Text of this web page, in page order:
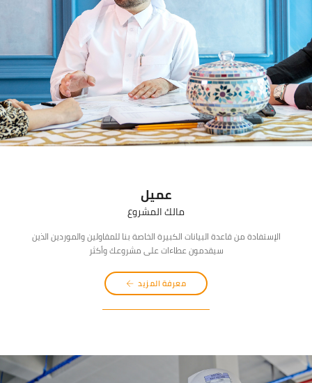
عميل
مالك المشروع
الإستفادة من قاعدة البيانات الكبيرة الخاصة بنا للمقاولين والموردين الذين
سيقدمون عطاءات على مشروعك وأكثر
معرفة المزيد